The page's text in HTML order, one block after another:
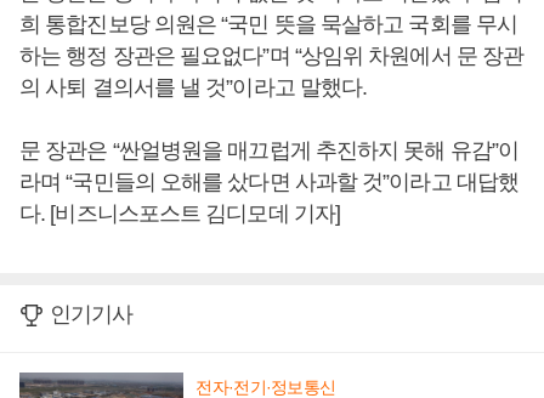
희 통합진보당 의원은 “국민 뜻을 묵살하고 국회를 무시
하는 행정 장관은 필요없다”며 “상임위 차원에서 문 장관
의 사퇴 결의서를 낼 것”이라고 말했다.
문 장관은 “싼얼병원을 매끄럽게 추진하지 못해 유감”이
라며 “국민들의 오해를 샀다면 사과할 것”이라고 대답했
다. [비즈니스포스트 김디모데 기자]
인기기사
전자·전기·정보통신